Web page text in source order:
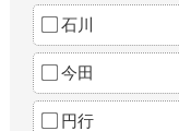
石川
今田
円行